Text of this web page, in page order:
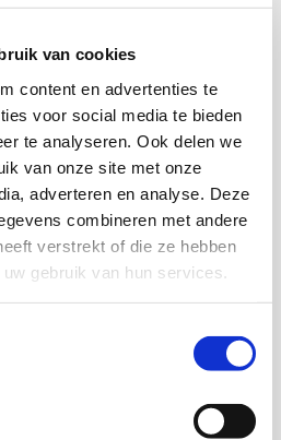
van cookies
content en advertenties te
voor social media te bieden
te analyseren. Ook delen we
van onze site met onze
adverteren en analyse. Deze
combineren met andere
verstrekt of die ze hebben
gebruik van hun services.